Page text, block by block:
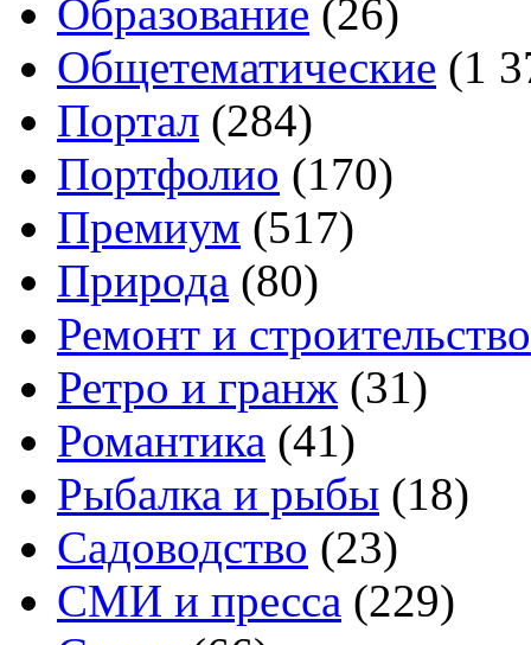
Образование (26)
Общетематические (1
Портал (284)
Портфолио (170)
Премиум (517)
Природа (80)
Ремонт и строительство
Ретро и гранж (31)
Романтика (41)
Рыбалка и рыбы (18)
Садоводство (23)
СМИ и пресса (229)